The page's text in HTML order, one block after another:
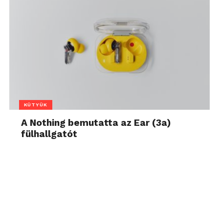
KÜTYÜK
A Nothing bemutatta az Ear (3a)
fülhallgatót